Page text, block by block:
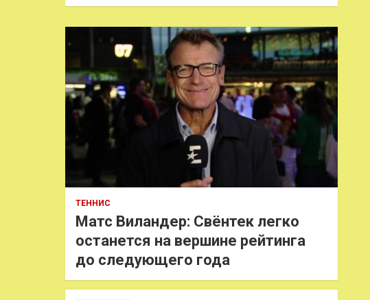
ТЕННИС
Матс Виландер: Свёнтек легко
останется на вершине рейтинга
до следующего года